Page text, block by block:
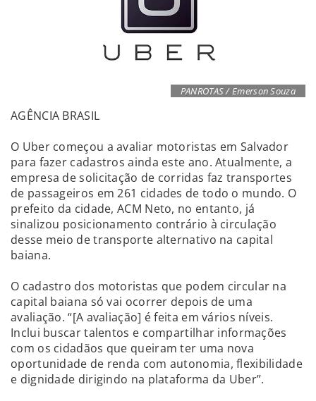
PANROTAS / Emerson Souza
AGÊNCIA BRASIL
O Uber começou a avaliar motoristas em Salvador
para fazer cadastros ainda este ano. Atualmente, a
empresa de solicitação de corridas faz transportes
de passageiros em 261 cidades de todo o mundo. O
prefeito da cidade, ACM Neto, no entanto, já
sinalizou posicionamento contrário à circulação
desse meio de transporte alternativo na capital
baiana.
O cadastro dos motoristas que podem circular na
capital baiana só vai ocorrer depois de uma
avaliação. “[A avaliação] é feita em vários níveis.
Inclui buscar talentos e compartilhar informações
com os cidadãos que queiram ter uma nova
oportunidade de renda com autonomia, flexibilidade
e dignidade dirigindo na plataforma da Uber”.